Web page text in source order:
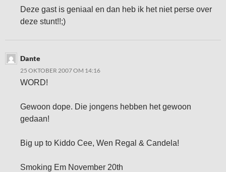
Deze gast is geniaal en dan heb ik het niet perse over
deze stunt!!;)
Dante
25 OKTOBER 2007 OM 14:16
WORD!
Gewoon dope. Die jongens hebben het gewoon
gedaan!
Big up to Kiddo Cee, Wen Regal & Candela!
Smoking Em November 20th